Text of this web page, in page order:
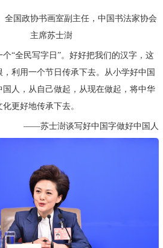
全国政协书画室副主任，中国书法家协会
主席苏士澍
全民写字日”。好好把我们的汉字，这
利用一个节日传承下去。从小学好中国
国人，从自己做起，从现在做起，将中华
更好地传承下去。
——苏士澍谈写好中国字做好中国人